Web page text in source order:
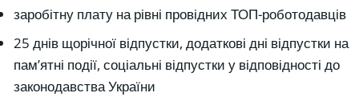
заробітну плату на рівні провідних ТОП-роботодавців
25 днів щорічної відпустки, додаткові дні відпустки на
пам’ятні події, соціальні відпустки у відповідності до
законодавства України